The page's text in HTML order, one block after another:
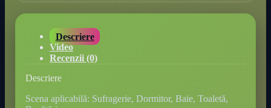
Descriere
Video
Recenzii (0)
Descriere
Scena aplicabilă: Sufragerie, Dormitor, Baie, Toaletă,